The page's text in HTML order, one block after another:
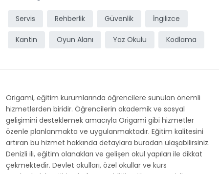
Servis Rehberlik Güvenlik İngilizce
Kantin Oyun Alanı Yaz Okulu Kodlama
Origami, eğitim kurumlarında öğrencilere sunulan önemli
hizmetlerden biridir. Öğrencilerin akademik ve sosyal
gelişimini desteklemek amacıyla Origami gibi hizmetler
özenle planlanmakta ve uygulanmaktadır. Eğitim kalitesini
artıran bu hizmet hakkında detaylara buradan ulaşabilirsiniz.
Denizli ili, eğitim olanakları ve gelişen okul yapıları ile dikkat
çekmektedir. Devlet okulları, özel okullar ve kurs